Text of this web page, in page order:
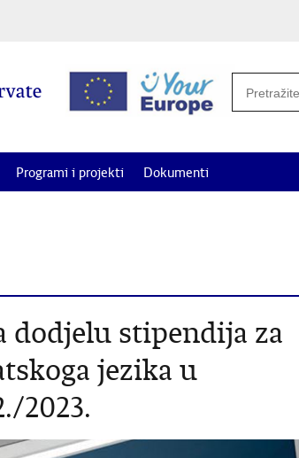
Programi i projekti Dokumenti
dodjelu stipendija za
jezika u
2023.